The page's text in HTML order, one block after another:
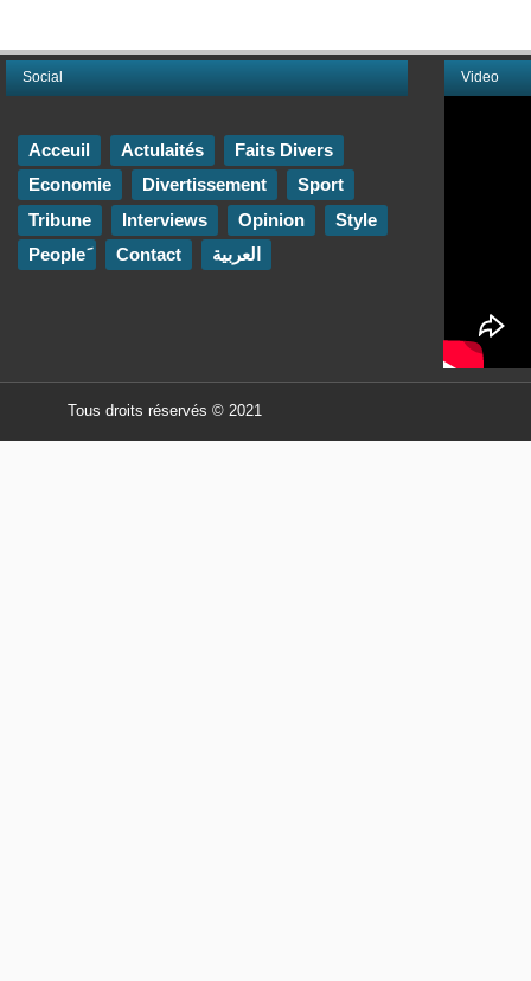
Video
Social
Acceuil Actulaités
Faits Divers
Economie
Divertissement
Sport
Tribune
Interviews Opinion
Style
Contact العربية
Tous droits réservés © 2021